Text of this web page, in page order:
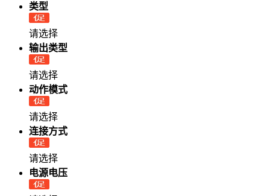
类型
请选择
输出类型
请选择
动作模式
请选择
连接方式
请选择
电源电压